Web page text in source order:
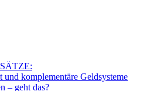
und komplementäre Geldsysteme
– geht das?